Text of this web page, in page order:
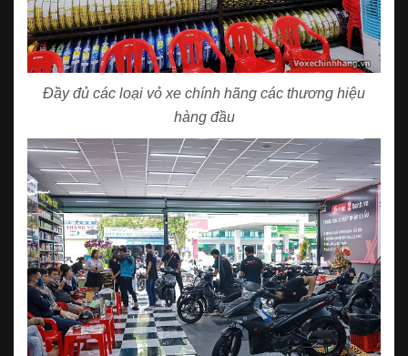
Đầy đủ các loại vỏ xe chính hãng các thương hiệu
hàng đầu